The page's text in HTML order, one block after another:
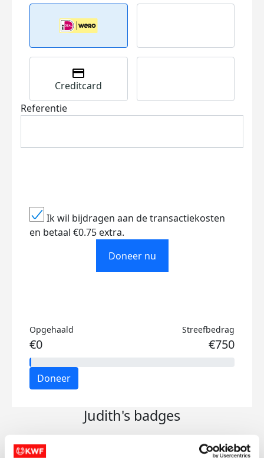
Creditcard
Referentie
Ik wil bijdragen aan de transactiekosten
en betaal €0.75 extra.
Doneer nu
Opgehaald
€0
Streefbedrag
€750
Doneer
Judith's badges